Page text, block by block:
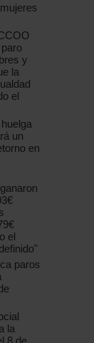
y
la
el
un
en
el
paros
la
8 de